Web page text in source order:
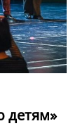
детям»